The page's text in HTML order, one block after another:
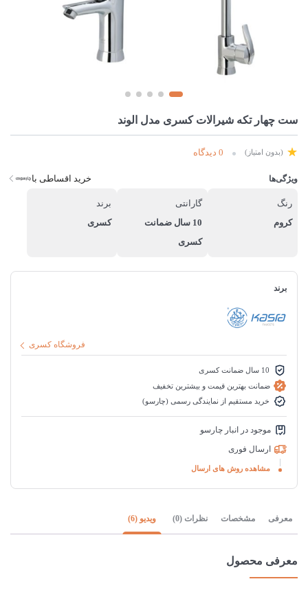
ست چهار تکه شیرالات کسری مدل الوند
(بدون امتیاز) 0 دیدگاه
ویژگی‌ها خرید اقساطی با
رنگ
کروم
گارانتی
10 سال ضمانت
کسری
برند
کسری
برند
فروشگاه کسری
10 سال ضمانت کسری
ضمانت بهترین قیمت و بیشترین تخفیف
خرید مستقیم از نمایندگی رسمی (چارسو)
موجود در انبار چارسو
ارسال فوری
مشاهده روش های ارسال
معرفی مشخصات نظرات (0) ویدیو (6)
معرفی محصول